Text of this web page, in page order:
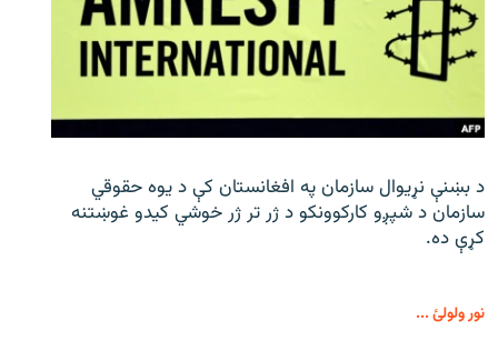
د بښنې نړیوال سازمان په افغانستان کې د یوه حقوقي
سازمان د شپږو کارکوونکو د ژر تر ژر خوشي کیدو غوښتنه
کړې ده.
نور ولولئ ...